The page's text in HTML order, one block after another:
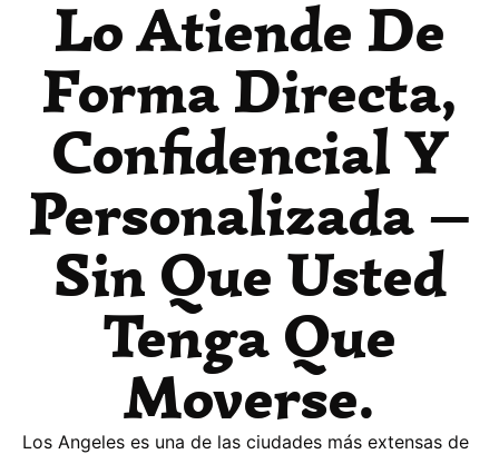
Lo Atiende De
Forma Directa,
Confidencial Y
Personalizada —
Sin Que Usted
Tenga Que
Moverse.
Los Angeles es una de las ciudades más extensas de